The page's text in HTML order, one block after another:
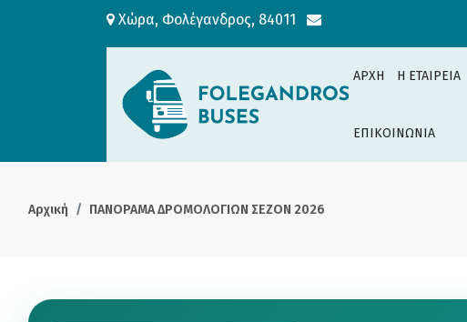
Χώρα, Φολέγανδρος, 84011
ΑΡΧΗ H ΕΤΑΙΡΕΙΑ
ΕΠΙΚΟΙΝΩΝΙΑ
Αρχική ΠΑΝΟΡΑΜΑ ΔΡΟΜΟΛΟΓΙΩΝ ΣΕΖΟΝ 2026